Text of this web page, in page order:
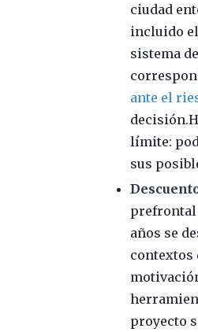
ciudad
incluido
sistema
ante el
límite:
sus
años se
contextos
proyecto